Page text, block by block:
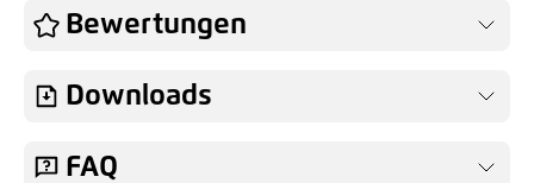
Bewertungen
Downloads
FAQ